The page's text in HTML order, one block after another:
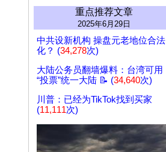
重点推荐文章
2025年6月29日
中共设新机构 操盘元老地位合法
化？ (34,278次)
大陆公务员翻墙爆料：台湾可用
“投票”统一大陆 📝 (34,640次)
川普：已经为TikTok找到买家
(11,111次)